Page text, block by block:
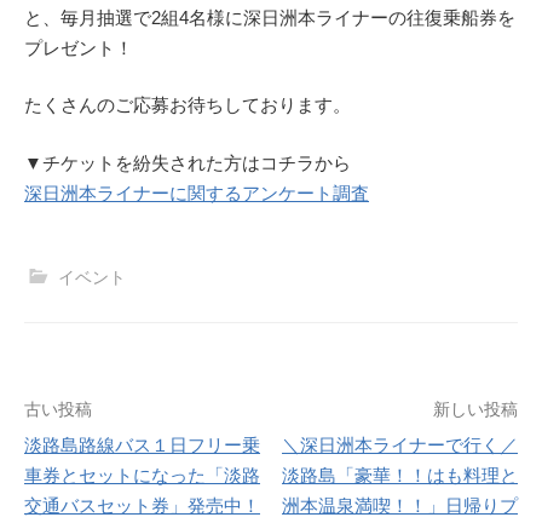
と、毎月抽選で2組4名様に深日洲本ライナーの往復乗船券を
プレゼント！
たくさんのご応募お待ちしております。
▼チケットを紛失された方はコチラから
深日洲本ライナーに関するアンケート調査
イベント
投
稿
ナ
古い投稿
淡路島路線バス１日フリー乗
車券とセットになった「淡路
交通バスセット券」発売中！
新しい投稿
＼深日洲本ライナーで行く／
淡路島「豪華！！はも料理と
洲本温泉満喫！！」日帰りプ